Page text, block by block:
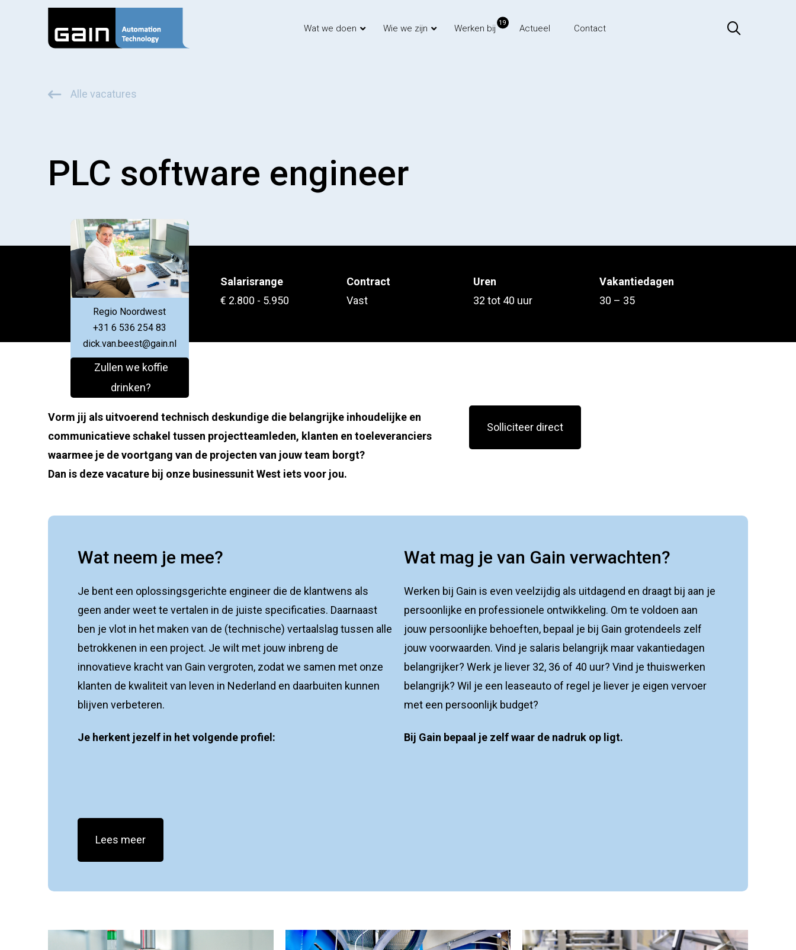
Wat we doen Wie we zijn Werken bij 19 Actueel Contact
Alle vacatures
PLC software engineer
Regio Noordwest
+31 6 536 254 83
dick.van.beest@gain.nl
Zullen we koffie
drinken?
Salarisrange
€ 2.800 - 5.950
Contract
Vast
Uren
32 tot 40 uur
Vakantiedagen
30 – 35
Vorm jij als uitvoerend technisch deskundige die belangrijke inhoudelijke en
communicatieve schakel tussen projectteamleden, klanten en toeleveranciers
waarmee je de voortgang van de projecten van jouw team borgt?
Dan is deze vacature bij onze businessunit West iets voor jou.
Solliciteer direct
Wat neem je mee?
Je bent een oplossingsgerichte engineer die de klantwens als
geen ander weet te vertalen in de juiste specificaties. Daarnaast
ben je vlot in het maken van de (technische) vertaalslag tussen alle
betrokkenen in een project. Je wilt met jouw inbreng de
innovatieve kracht van Gain vergroten, zodat we samen met onze
klanten de kwaliteit van leven in Nederland en daarbuiten kunnen
blijven verbeteren.
Je herkent jezelf in het volgende profiel:
Lees meer
Wat mag je van Gain verwachten?
Werken bij Gain is even veelzijdig als uitdagend en draagt bij aan je
persoonlijke en professionele ontwikkeling. Om te voldoen aan
jouw persoonlijke behoeften, bepaal je bij Gain grotendeels zelf
jouw voorwaarden. Vind je salaris belangrijk maar vakantiedagen
belangrijker? Werk je liever 32, 36 of 40 uur? Vind je thuiswerken
belangrijk? Wil je een leaseauto of regel je liever je eigen vervoer
met een persoonlijk budget?
Bij Gain bepaal je zelf waar de nadruk op ligt.